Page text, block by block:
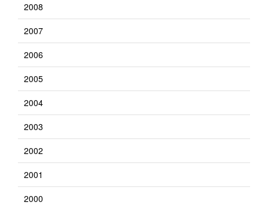
2008
2007
2006
2005
2004
2003
2002
2001
2000